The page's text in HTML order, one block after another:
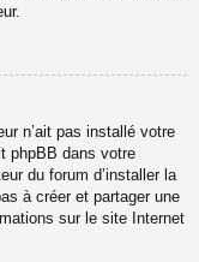
n’ait pas installé votre
phpBB dans votre
du forum d’installer la
à créer et partager une
sur le site Internet